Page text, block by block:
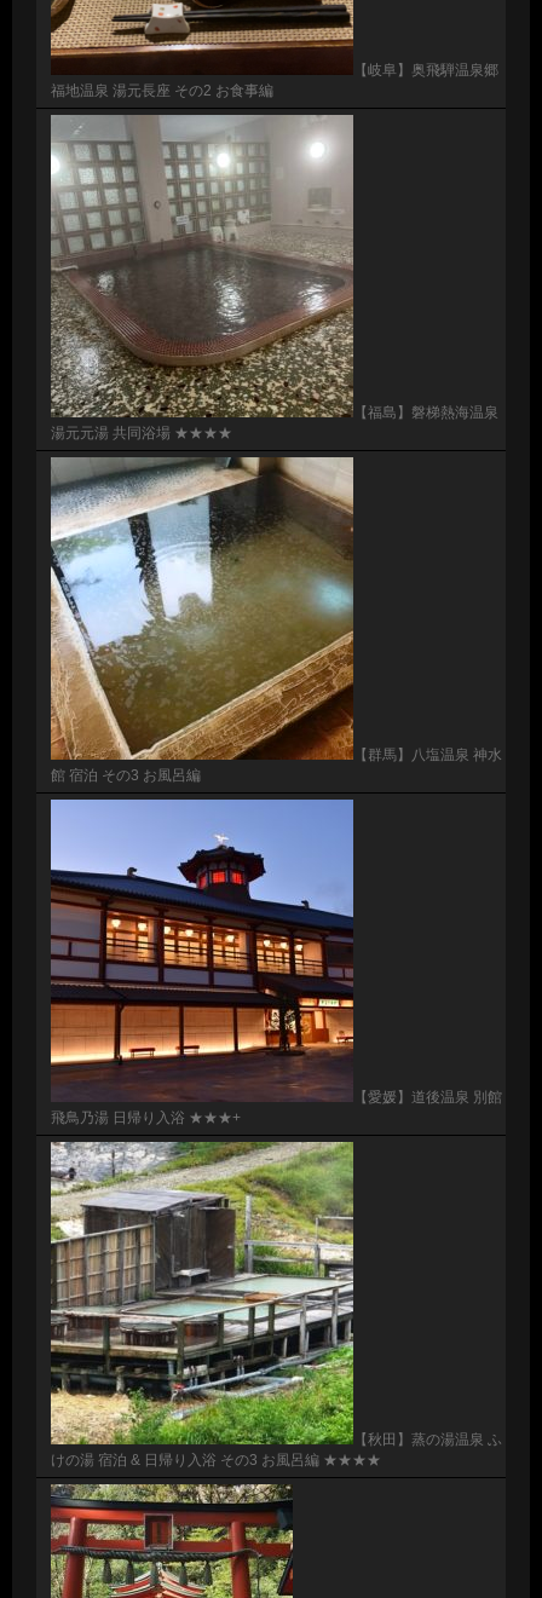
【岐阜】奥飛騨温泉郷
福地温泉 湯元長座 その2 お食事編
【福島】磐梯熱海温泉
湯元元湯 共同浴場 ★★★★
【群馬】八塩温泉 神水
館 宿泊 その3 お風呂編
【愛媛】道後温泉 別館
飛鳥乃湯 日帰り入浴 ★★★+
【秋田】蒸の湯温泉 ふ
けの湯 宿泊 & 日帰り入浴 その3 お風呂編 ★★★★